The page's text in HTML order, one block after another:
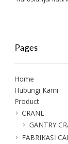
Pages
Home
Hubungi Kami
Product
CRANE
GANTRY
FABRIKASI